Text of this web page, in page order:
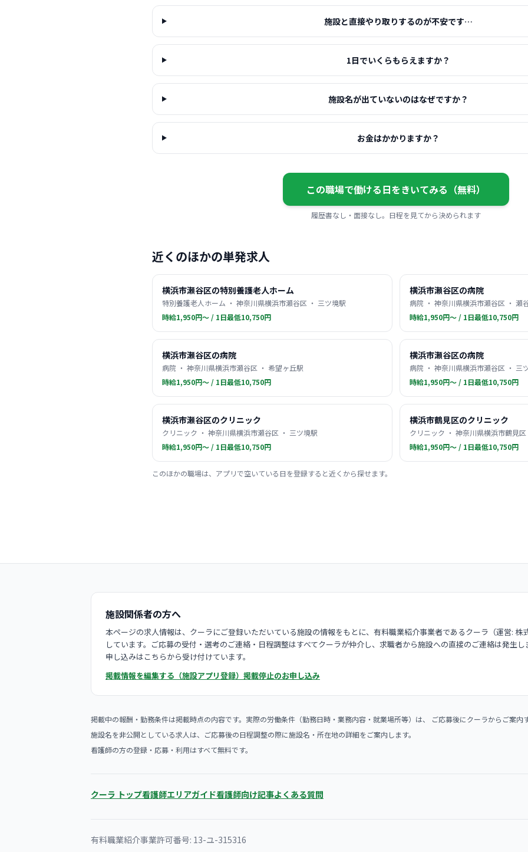
施設と直接やり取りするのが不安です…
1日でいくらもらえますか？
施設名が出ていないのはなぜですか？
お金はかかりますか？
この職場で働ける日をきいてみる（無料）
履歴書なし・面接なし。日程を見てから決められます
近くのほかの単発求人
横浜市瀬谷区の特別養護老人ホーム
特別養護老人ホーム ・ 神奈川県横浜市瀬谷区 ・ 三ツ境駅
時給1,950円〜 / 1日最低10,750円
横浜市瀬谷区の病院
病院 ・ 神奈川県横浜市瀬谷区 ・ 瀬
時給1,950円〜 / 1日最低10,750円
横浜市瀬谷区の病院
病院 ・ 神奈川県横浜市瀬谷区 ・ 希望ヶ丘駅
時給1,950円〜 / 1日最低10,750円
横浜市瀬谷区の病院
病院 ・ 神奈川県横浜市瀬谷区 ・ 三
時給1,950円〜 / 1日最低10,750円
横浜市瀬谷区のクリニック
クリニック ・ 神奈川県横浜市瀬谷区 ・ 三ツ境駅
時給1,950円〜 / 1日最低10,750円
横浜市鶴見区のクリニック
クリニック ・ 神奈川県横浜市鶴見区
時給1,950円〜 / 1日最低10,750円
このほかの職場は、アプリで空いている日を登録すると近くから探せます。
施設関係者の方へ
本ページの求人情報は、クーラにご登録いただいている施設の情報をもとに、有料職業紹介事業者であるクーラ（運営:
しています。ご応募の受付・選考のご連絡・日程調整はすべてクーラが仲介し、求職者から施設への直接のご連絡は発生
申し込みはこちらから受け付けています。
掲載情報を編集する（施設アプリ登録） 掲載停止のお申し込み
掲載中の報酬・勤務条件は掲載時点の内容です。実際の労働条件（勤務日時・業務内容・就業場所等）は、 ご応募後にクーラからご案内
施設名を非公開としている求人は、ご応募後の日程調整の際に施設名・所在地の詳細をご案内します。
看護師の方の登録・応募・利用はすべて無料です。
クーラ トップ看護師エリアガイド看護師向け記事よくある質問
有料職業紹介事業許可番号: 13-ユ-315316